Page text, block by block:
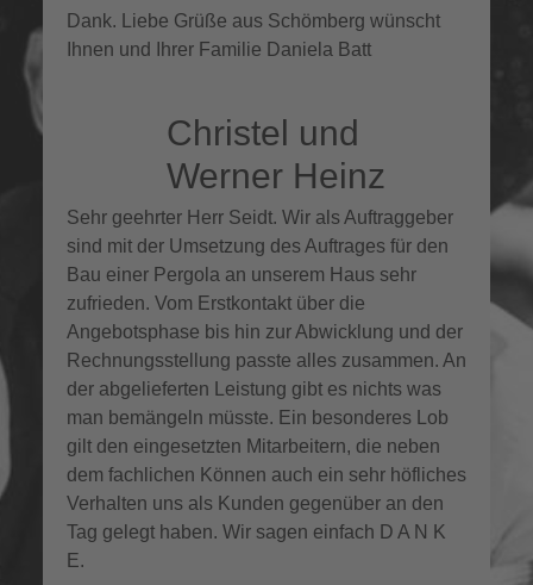
Dank. Liebe Grüße aus Schömberg wünscht
Ihnen und Ihrer Familie Daniela Batt
Christel und
Werner Heinz
Sehr geehrter Herr Seidt. Wir als Auftraggeber
sind mit der Umsetzung des Auftrages für den
Bau einer Pergola an unserem Haus sehr
zufrieden. Vom Erstkontakt über die
Angebotsphase bis hin zur Abwicklung und der
Rechnungsstellung passte alles zusammen. An
der abgelieferten Leistung gibt es nichts was
man bemängeln müsste. Ein besonderes Lob
gilt den eingesetzten Mitarbeitern, die neben
dem fachlichen Können auch ein sehr höfliches
Verhalten uns als Kunden gegenüber an den
Tag gelegt haben. Wir sagen einfach D A N K
E.